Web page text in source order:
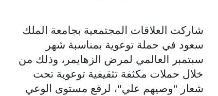
شاركت العلاقات المجتمعية بجامعة الملك
سعود في حملة توعوية بمناسبة شهر
سبتمبر العالمي لمرض الزهايمر، وذلك من
خلال حملات مكثفة تثقيفية توعوية تحت
شعار "وصيهم علي"، لرفع مستوى الوعي